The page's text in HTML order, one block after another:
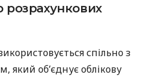
розрахункових
спільно з
який об’єднує облікову